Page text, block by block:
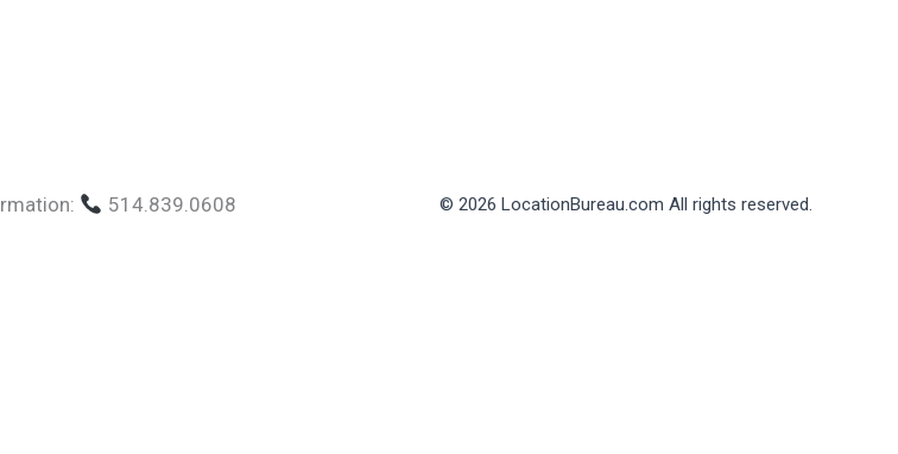
514.839.0608 © 2026 LocationBureau.com All rights reserved.